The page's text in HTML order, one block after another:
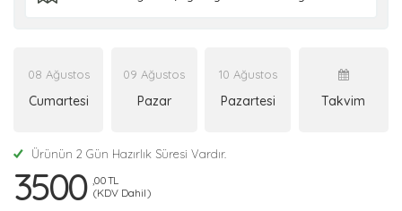
08 Ağustos
Cumartesi
09 Ağustos
Pazar
10 Ağustos
Pazartesi Takvim
Ürünün 2 Gün Hazırlık Süresi Vardır.
3500 ,00 TL
(KDV Dahil)